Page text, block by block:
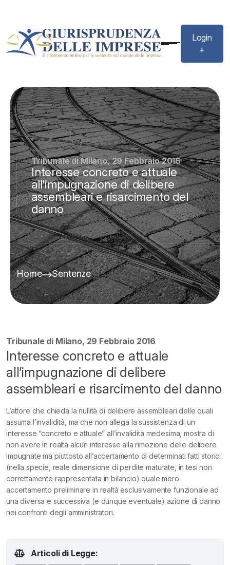
Login
+
Tribunale di Milano, 29 Febbraio 2016
Interesse concreto e attuale
all’impugnazione di delibere
assembleari e risarcimento del
danno
Home Sentenze
Tribunale di Milano, 29 Febbraio 2016
Interesse concreto e attuale
all’impugnazione di delibere
assembleari e risarcimento del danno
L’attore che chieda la nullità di delibere assembleari delle quali
assuma l’invalidità, ma che non allega la sussistenza di un
interesse “concreto e attuale” all’invalidità medesima, mostra di
non avere in realtà alcun interesse alla rimozione delle delibere
impugnate ma piuttosto all’accertamento di determinati fatti storici
(nella specie, reale dimensione di perdite maturate, in tesi non
correttamente rappresentata in bilancio) quale mero
accertamento preliminare in realtà esclusivamente funzionale ad
una diversa e successiva (e dunque eventuale) azione di danno
nei confronti degli amministratori.
Articoli di Legge: